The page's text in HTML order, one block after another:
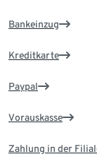
Bankeinzug
Kreditkarte
Paypal
Vorauskasse
Zahlung in der